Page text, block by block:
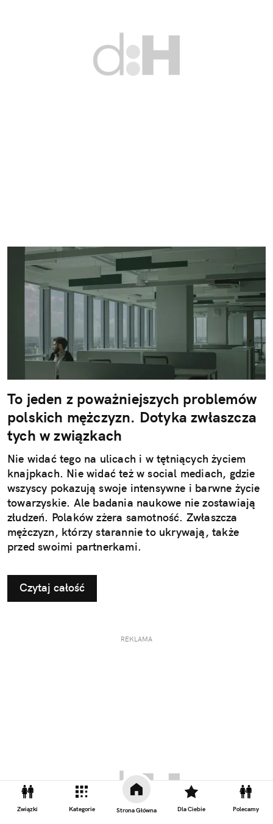
Związki Kategorie Strona Główna Dla Ciebie Polecamy
To jeden z poważniejszych problemów
polskich mężczyzn. Dotyka zwłaszcza
tych w związkach
Nie widać tego na ulicach i w tętniących życiem
knajpkach. Nie widać też w social mediach, gdzie
wszyscy pokazują swoje intensywne i barwne życie
towarzyskie. Ale badania naukowe nie zostawiają
złudzeń. Polaków zżera samotność. Zwłaszcza
mężczyzn, którzy starannie to ukrywają, także
przed swoimi partnerkami.
Czytaj całość
REKLAMA